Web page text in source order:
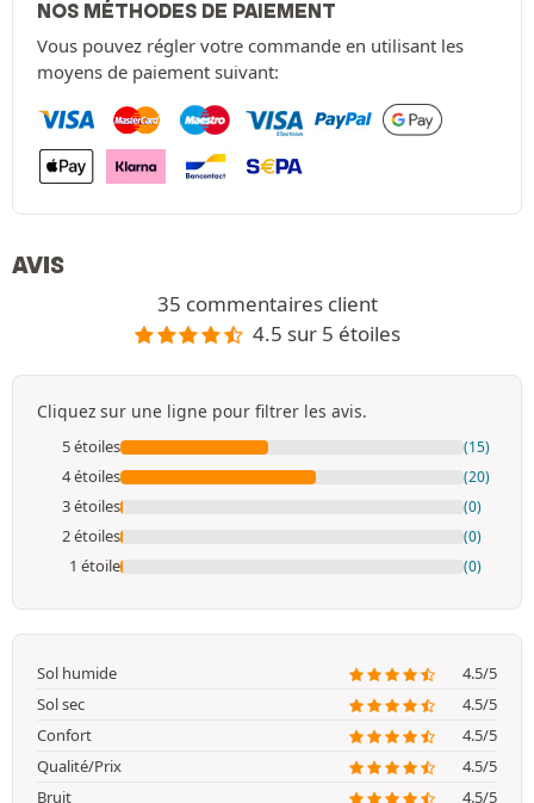
NOS MÉTHODES DE PAIEMENT
Vous pouvez régler votre commande en utilisant les
moyens de paiement suivant:
AVIS
35 commentaires client
4.5 sur 5 étoiles
Cliquez sur une ligne pour filtrer les avis.
5 étoiles (15)
4 étoiles (20)
3 étoiles (0)
2 étoiles (0)
1 étoile (0)
Sol humide
4.5/5
Sol sec
4.5/5
Confort
4.5/5
Qualité/Prix
4.5/5
Bruit
4.5/5